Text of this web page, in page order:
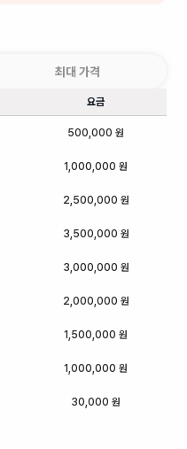
최대 가격
요금
500,000 원
1,000,000 원
2,500,000 원
3,500,000 원
3,000,000 원
2,000,000 원
1,500,000 원
1,000,000 원
30,000 원